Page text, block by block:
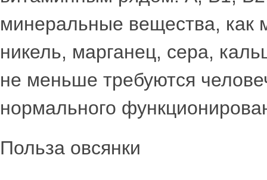
минеральные вещества,
никель, марганец, сера,
не меньше требуются
нормального
Польза овсянки